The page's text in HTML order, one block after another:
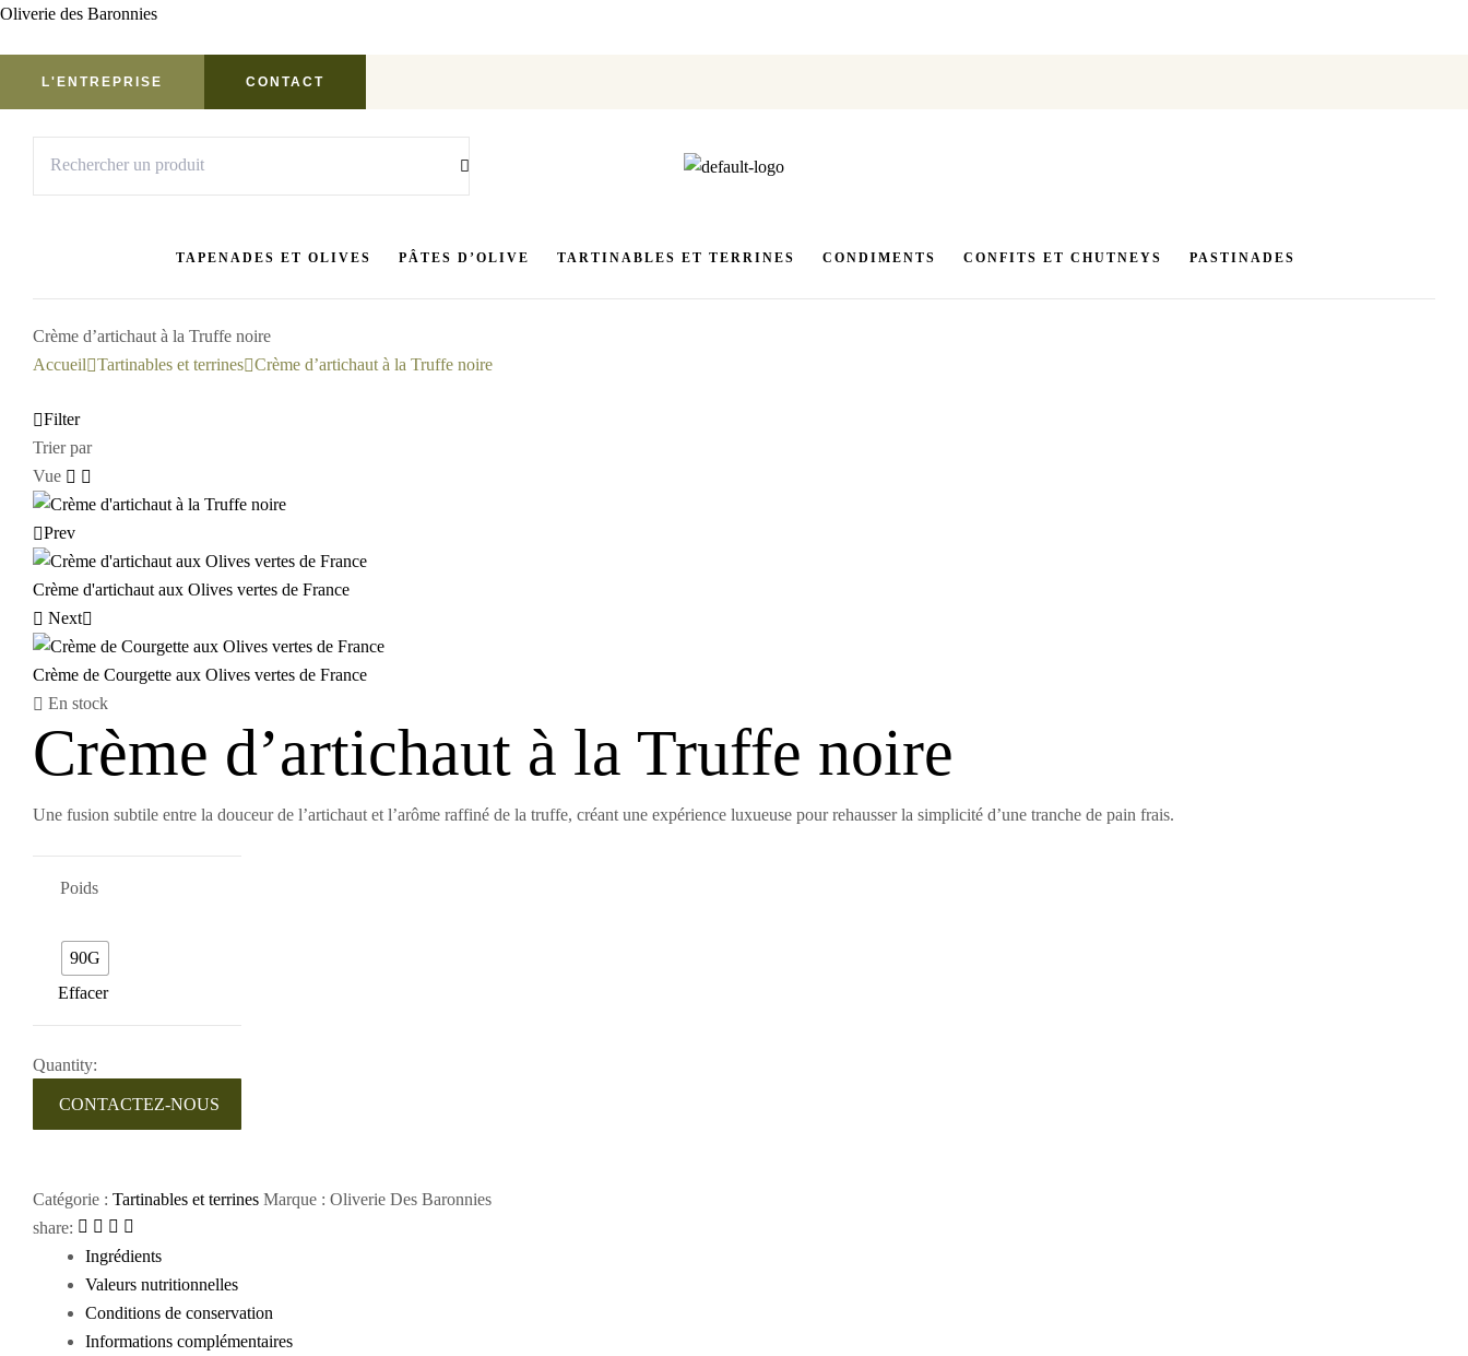
Oliverie des Baronnies
L'ENTREPRISE CONTACT
TAPENADES ET OLIVES PÂTES D’OLIVE TARTINABLES ET TERRINES CONDIMENTS CONFITS ET CHUTNEYS PASTINADES
Crème d’artichaut à la Truffe noire
Accueil
Tartinables et terrines Crème d’artichaut à la Truffe noire
Filter
Trier par
Vue
Prev
Crème d'artichaut aux Olives vertes de France
Next
Crème de Courgette aux Olives vertes de France
En stock
Crème d’artichaut à la Truffe noire
Une fusion subtile entre la douceur de l’artichaut et l’arôme raffiné de la truffe, créant une expérience luxueuse pour rehausser la simplicité d’une tranche de pain frais.
Poids
90G
Effacer
Quantity:
CONTACTEZ-NOUS
Catégorie : Tartinables et terrines Marque : Oliverie Des Baronnies
share:
Ingrédients
Valeurs nutritionnelles
Conditions de conservation
Informations complémentaires